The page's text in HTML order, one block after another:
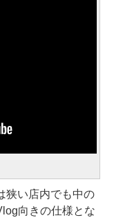
狭い店内でも中の
向きの仕様とな